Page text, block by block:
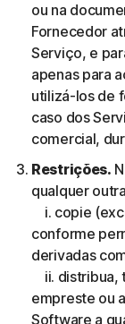
ou na
Fornecedor
Serviço, e
apenas para
utilizá-los de
caso dos
comercial,
Restrições.
qualquer outra
i. copie
conforme
derivadas
ii. distribua,
empreste ou
Software a